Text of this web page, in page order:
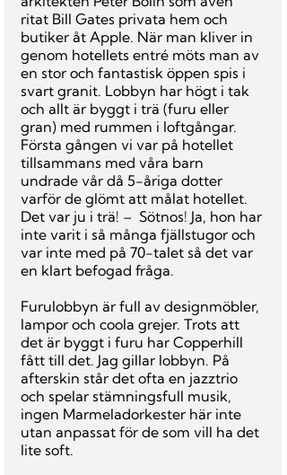
ritat Bill Gates privata hem och
butiker åt Apple. När man kliver in
genom hotellets entré möts man av
en stor och fantastisk öppen spis i
svart granit. Lobbyn har högt i tak
och allt är byggt i trä (furu eller
gran) med rummen i loftgångar.
Första gången vi var på hotellet
tillsammans med våra barn
undrade vår då 5-åriga dotter
varför de glömt att målat hotellet.
Det var ju i trä! –  Sötnos! Ja, hon har
inte varit i så många fjällstugor och
var inte med på 70-talet så det var
en klart befogad fråga.
Furulobbyn är full av designmöbler,
lampor och coola grejer. Trots att
det är byggt i furu har Copperhill
fått till det. Jag gillar lobbyn. På
afterskin står det ofta en jazztrio
och spelar stämningsfull musik,
ingen Marmeladorkester här inte
utan anpassat för de som vill ha det
lite soft.